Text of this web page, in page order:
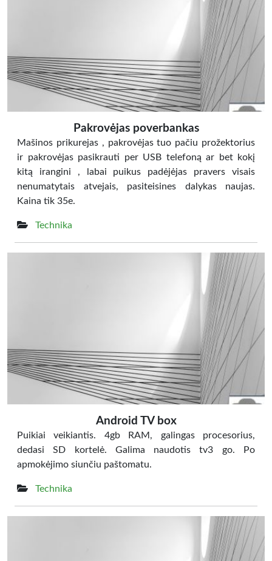
Pakrovėjas poverbankas
Mašinos prikurejas , pakrovėjas tuo pačiu prožektorius
ir pakrovėjas pasikrauti per USB telefoną ar bet kokį
kitą irangini , labai puikus padėjėjas pravers visais
nenumatytais atvejais, pasiteisines dalykas naujas.
Kaina tik 35e.
Technika
Android TV box
Puikiai veikiantis. 4gb RAM, galingas procesorius,
dedasi SD kortelė. Galima naudotis tv3 go. Po
apmokėjimo siunčiu paštomatu.
Technika